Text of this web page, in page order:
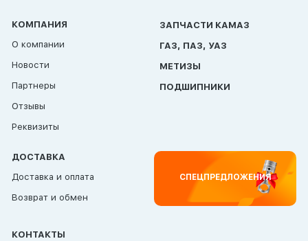
КОМПАНИЯ
О компании
Новости
Партнеры
Отзывы
Реквизиты
ЗАПЧАСТИ КАМАЗ
ГАЗ, ПАЗ, УАЗ
МЕТИЗЫ
ПОДШИПНИКИ
ДОСТАВКА
Доставка и оплата
Возврат и обмен
СПЕЦПРЕДЛОЖЕНИЯ
КОНТАКТЫ